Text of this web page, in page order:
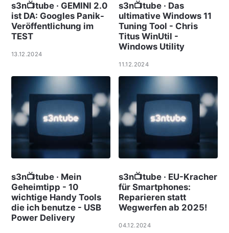
s3n📺tube · GEMINI 2.0
ist DA: Googles Panik-
Veröffentlichung im
TEST
13.12.2024
s3n📺tube · Das
ultimative Windows 11
Tuning Tool - Chris
Titus WinUtil -
Windows Utility
11.12.2024
s3n📺tube · Mein
Geheimtipp - 10
wichtige Handy Tools
die ich benutze - USB
Power Delivery
s3n📺tube · EU-Kracher
für Smartphones:
Reparieren statt
Wegwerfen ab 2025!
04.12.2024